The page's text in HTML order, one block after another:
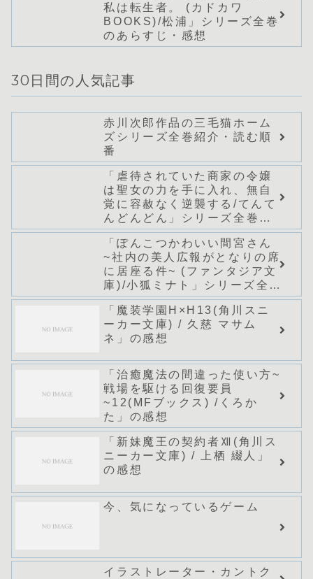
私は転生者。 (カドカワ
BOOKS)/松浦」シリーズ全巻
のあらすじ・感想
30日間の人気記事
赤川次郎作品の三毛猫ホーム
ズシリーズ全巻紹介・読む順
番
「虐待されていた商家の令嬢
は聖女の力を手に入れ、無自
覚に容赦なく逆襲する/てんて
んどんどん」シリーズ全巻の
あらすじ・感想
「ぽんこつかわいい間宮さん
~社内の美人広報がとなりの席
に居座る件~ (ファンタジア文
庫)/小狐ミナト」シリーズ全巻
のあらすじ・感想
「魔装学園H×H13(角川スニ
ーカー文庫) / 久慈 マサム
ネ」の感想
「治癒魔法の間違った使い方~
戦場を駆ける回復要員
~12(MFブックス) /くろか
た」の感想
「新妹魔王の契約者Ⅻ(角川ス
ニーカー文庫) / 上栖 綴人」
の感想
今、気になっているゲーム
イラストレーター・カントク